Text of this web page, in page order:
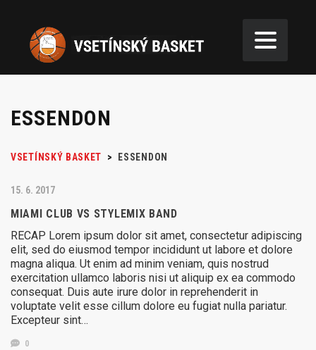
ESSENDON
VSETÍNSKÝ BASKET > ESSENDON
15. 6. 2017
MIAMI CLUB VS STYLEMIX BAND
RECAP Lorem ipsum dolor sit amet, consectetur adipiscing
elit, sed do eiusmod tempor incididunt ut labore et dolore
magna aliqua. Ut enim ad minim veniam, quis nostrud
exercitation ullamco laboris nisi ut aliquip ex ea commodo
consequat. Duis aute irure dolor in reprehenderit in
voluptate velit esse cillum dolore eu fugiat nulla pariatur.
Excepteur sint…
0